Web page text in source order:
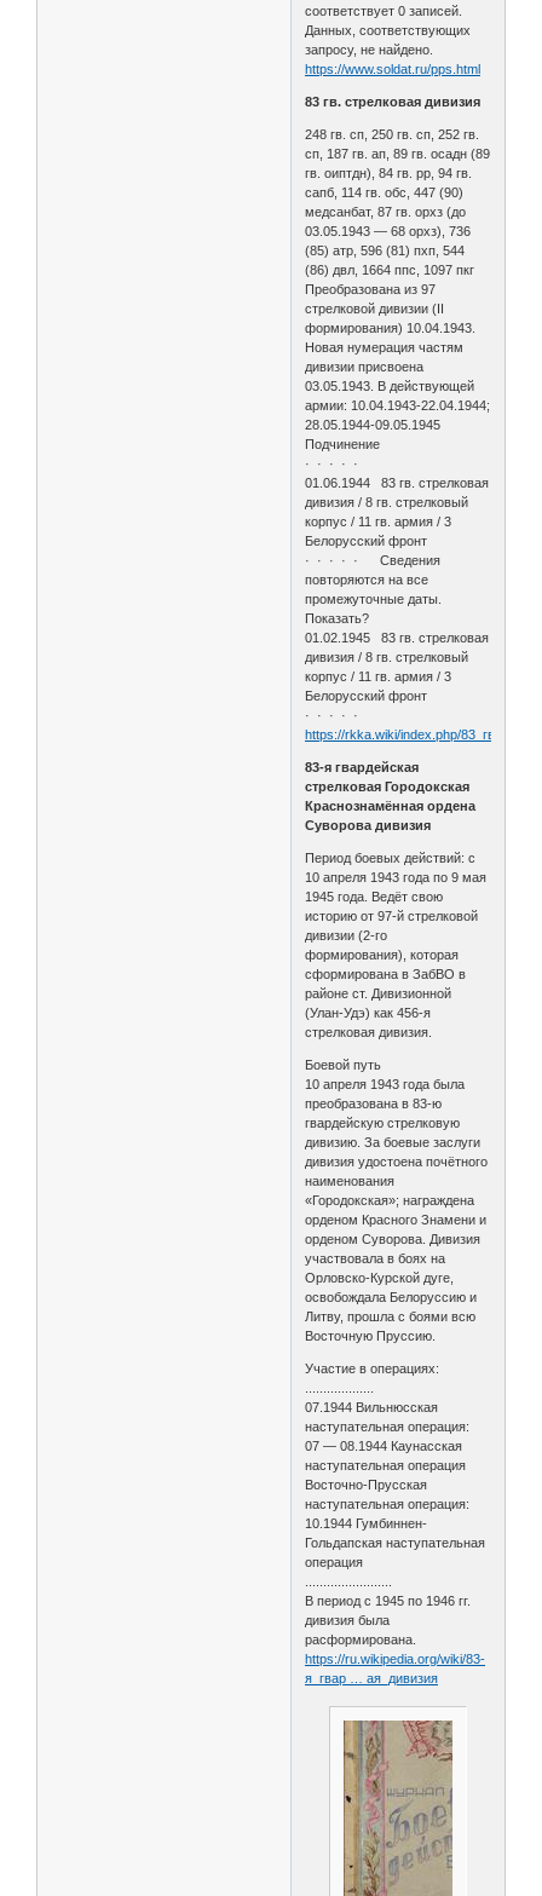
соответствует 0 записей.
Данных, соответствующих
запросу, не найдено.
https://www.soldat.ru/pps.html
83 гв. стрелковая дивизия
248 гв. сп, 250 гв. сп, 252 гв.
сп, 187 гв. ап, 89 гв. осадн (89
гв. оиптдн), 84 гв. рр, 94 гв.
сапб, 114 гв. обс, 447 (90)
медсанбат, 87 гв. орхз (до
03.05.1943 — 68 орхз), 736
(85) атр, 596 (81) пхп, 544
(86) двл, 1664 ппс, 1097 пкг
Преобразована из 97
стрелковой дивизии (II
формирования) 10.04.1943.
Новая нумерация частям
дивизии присвоена
03.05.1943. В действующей
армии: 10.04.1943-22.04.1944;
28.05.1944-09.05.1945
Подчинение
· · · · ·
01.06.1944 83 гв. стрелковая
дивизия / 8 гв. стрелковый
корпус / 11 гв. армия / 3
Белорусский фронт
· · · · · Сведения
повторяются на все
промежуточные даты.
Показать?
01.02.1945 83 гв. стрелковая
дивизия / 8 гв. стрелковый
корпус / 11 гв. армия / 3
Белорусский фронт
· · · · ·
https://rkka.wiki/index.php/
83-я гвардейская
стрелковая Городокская
Краснознамённая ордена
Суворова дивизия
Период боевых действий: с
10 апреля 1943 года по 9 мая
1945 года. Ведёт свою
историю от 97-й стрелковой
дивизии (2-го
формирования), которая
сформирована в ЗабВО в
районе ст. Дивизионной
(Улан-Удэ) как 456-я
стрелковая дивизия.
Боевой путь
10 апреля 1943 года была
преобразована в 83-ю
гвардейскую стрелковую
дивизию. За боевые заслуги
дивизия удостоена почётного
наименования
«Городокская»; награждена
орденом Красного Знамени и
орденом Суворова. Дивизия
участвовала в боях на
Орловско-Курской дуге,
освобождала Белоруссию и
Литву, прошла с боями всю
Восточную Пруссию.
Участие в операциях:
07.1944 Вильнюсская
наступательная операция:
07 — 08.1944 Каунасская
наступательная операция
Восточно-Прусская
наступательная операция:
10.1944 Гумбиннен-
Гольдапская наступательная
операция
В период с 1945 по 1946 гг.
дивизия была
расформирована.
https://ru.wikipedia.org/wiki/83-
я_гвар … ая_дивизия